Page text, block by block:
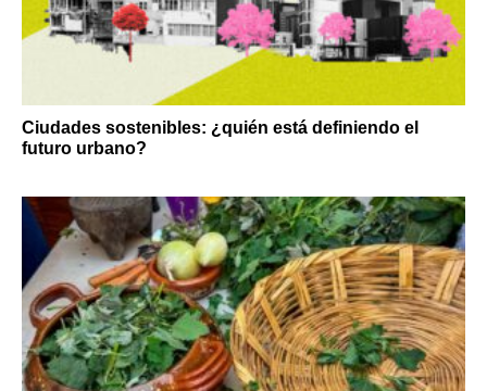
Ciudades sostenibles: ¿quién está definiendo el
futuro urbano?